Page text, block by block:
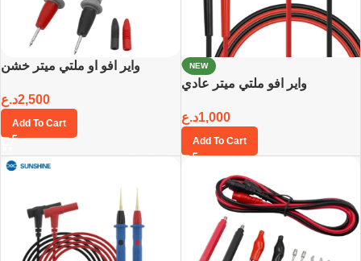
واير افو او ملتي ميتر خشن
2,500د.ع
Add To Cart
NEW
واير افو ملتي ميتر عادي
1,000د.ع
Add To Cart